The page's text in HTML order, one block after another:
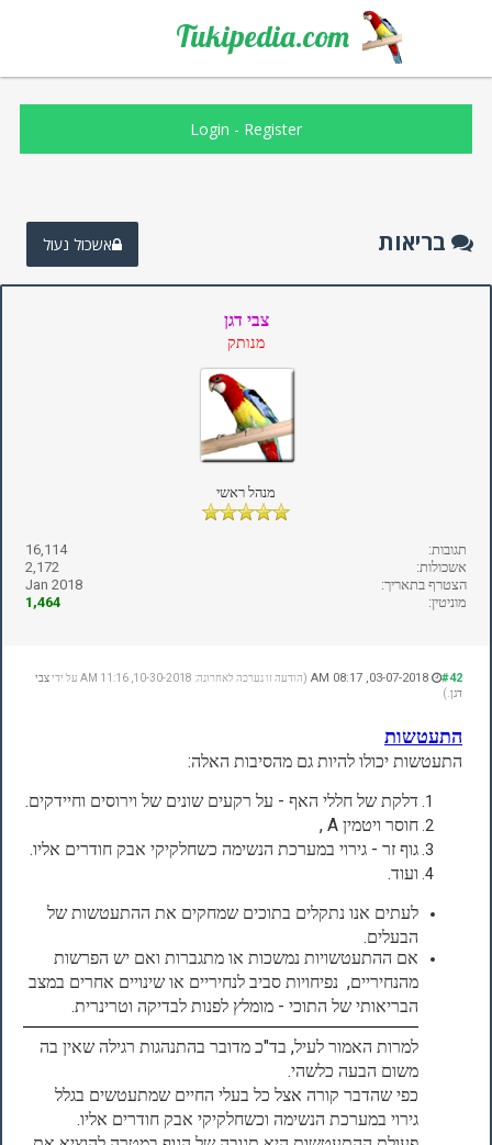
Tukipedia.com
Login - Register
אשכול נעול בריאות
צבי דגן
מנותק
מנהל ראשי
תגובות:
16,114
אשכולות:
2,172
הצטרף בתאריך:
Jan 2018
מוניטין:
1,464
#42 (הודעה זו נערכה לאחרונה: 10-30-2018, 11:16 AM על ידי
צבי
דגן .)
התעטשות
התעטשות יכולו להיות גם מהסיבות האלה:
דלקת של חללי האף - על רקעים שונים של וירוסים וחיידקים.
חוסר ויטמין A ,
גוף זר - גירוי במערכת הנשימה כשחלקיקי אבק חודרים אליו.
ועוד.
לעתים אנו נתקלים בתוכים שמחקים את ההתעטשות של
הבעלים.
אם ההתעטשויות נמשכות או מתגברות ואם יש הפרשות
מהנחיריים, נפיחויות סביב לנחיריים או שינויים אחרים במצב
הבריאותי של התוכי - מומלץ לפנות לבדיקה וטרינרית.
למרות האמור לעיל, בד"כ מדובר בהתנהגות רגילה שאין בה
משום הבעה כלשהי.
כפי שהדבר קורה אצל כל בעלי החיים שמתעטשים בגלל
גירוי במערכת הנשימה וכשחלקיקי אבק חודרים אליו.